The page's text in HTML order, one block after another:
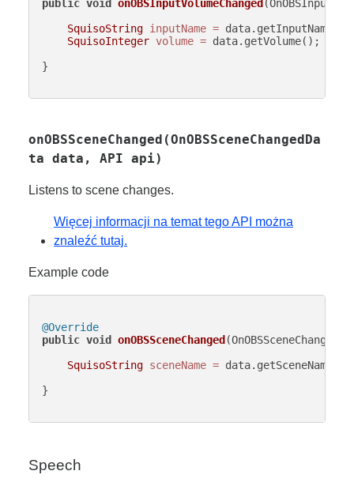
public void onOBSInputVolumeChanged
SquisoString inputName = data.getInputName();
SquisoInteger volume = data.getVolume();
}
onOBSSceneChanged(OnOBSSceneChangedDa
ta data, API api)
Listens to scene changes.
Więcej informacji na temat tego API można
znaleźć tutaj.
Example code
@Override
public void onOBSSceneChanged
SquisoString sceneName = data.getSceneName();
}
Speech